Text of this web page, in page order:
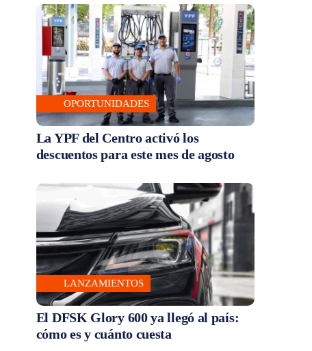
OPORTUNIDADES
La YPF del Centro activó los
descuentos para este mes de agosto
LANZAMIENTOS
El DFSK Glory 600 ya llegó al país:
cómo es y cuánto cuesta